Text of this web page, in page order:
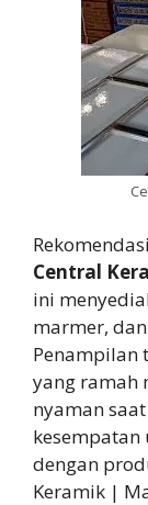
Central
ini
marmer,
Penampilan
yang ramah
nyaman
dengan
Keramik |